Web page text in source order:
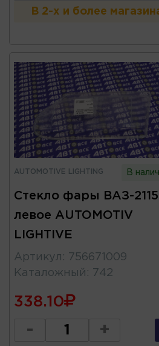
В 2-х и более
AUTOMOTIVE LIGHTING В
Стекло фары ВАЗ-2115
левое AUTOMOTIV
LIGHTIVE
Артикул :
756671009
Каталожный : 742
338.10
- +